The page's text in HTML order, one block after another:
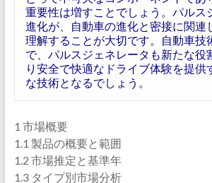
重要性は増すことでしょう。パルス
進化が、自動車の進化と密接に関連
理解することが大切です。自動車技
で、パルスジェネレータも新たな役
り安全で快適なドライブ体験を提供
な技術となるでしょう。
1 市場概要
1.1 製品の概要と範囲
1.2 市場推定と基準年
1.3 タイプ別市場分析